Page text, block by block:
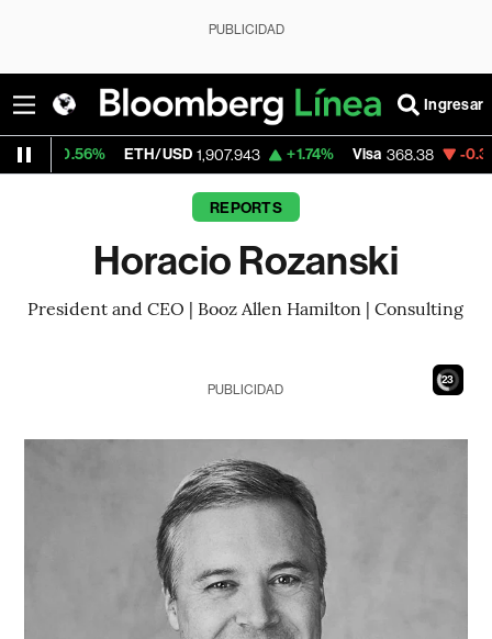
PUBLICIDAD
Ingresar
ETH/USD 1,907.943 +1.74% Visa 368.38 -0.33%
REPORTS
Horacio Rozanski
President and CEO | Booz Allen Hamilton | Consulting
21
PUBLICIDAD